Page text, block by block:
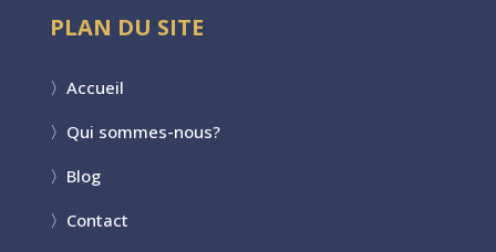
PLAN DU SITE
〉 Accueil
〉 Qui sommes-nous?
〉 Blog
〉 Contact